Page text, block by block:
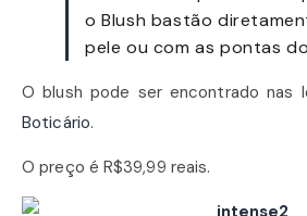
o Blush bastão
pele ou com as pontas
O blush pode ser encontrado nas
Boticário.
O preço é R$39,99 reais.